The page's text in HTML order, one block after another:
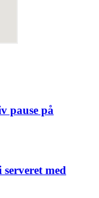
pause på
med